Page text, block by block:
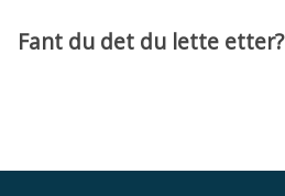
Fant du det du lette etter?